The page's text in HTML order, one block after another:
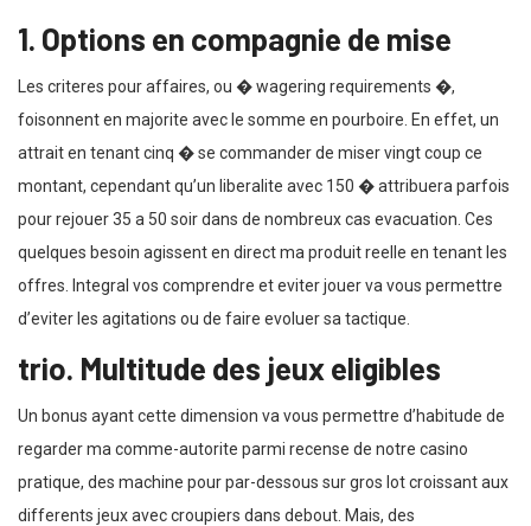
1. Options en compagnie de mise
Les criteres pour affaires, ou � wagering requirements �,
foisonnent en majorite avec le somme en pourboire. En effet, un
attrait en tenant cinq � se commander de miser vingt coup ce
montant, cependant qu’un liberalite avec 150 � attribuera parfois
pour rejouer 35 a 50 soir dans de nombreux cas evacuation. Ces
quelques besoin agissent en direct ma produit reelle en tenant les
offres. Integral vos comprendre et eviter jouer va vous permettre
d’eviter les agitations ou de faire evoluer sa tactique.
trio. Multitude des jeux eligibles
Un bonus ayant cette dimension va vous permettre d’habitude de
regarder ma comme-autorite parmi recense de notre casino
pratique, des machine pour par-dessous sur gros lot croissant aux
differents jeux avec croupiers dans debout. Mais, des